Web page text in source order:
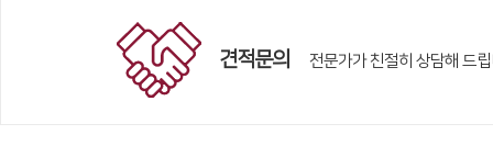
견적문의 전문가가 친절히 상담해 드립